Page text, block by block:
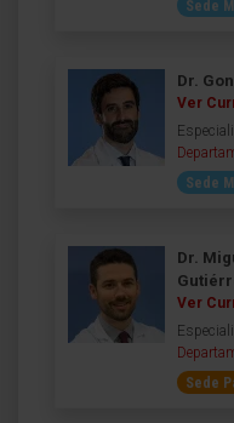
Sede
Dr.
Ver
Sede
Dr.
Ver
Sede